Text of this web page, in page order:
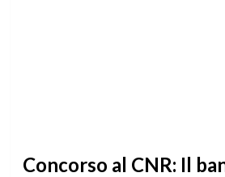
Concorso al CNR: Il